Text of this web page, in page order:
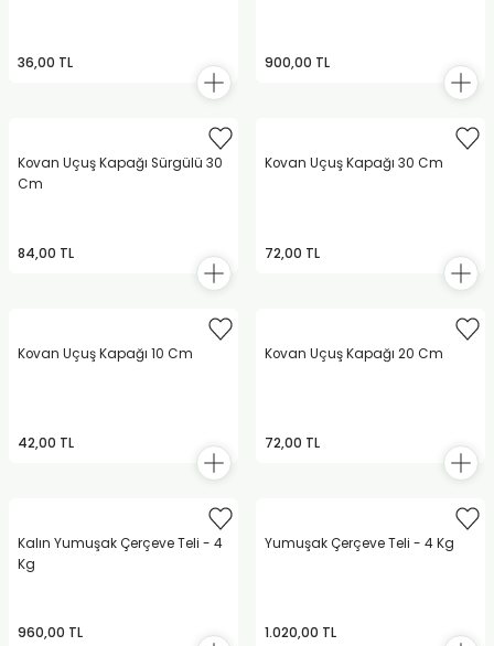
36,00 TL 900,00 TL
Kovan Uçuş Kapağı Sürgülü 30
Cm
84,00 TL
Kovan Uçuş Kapağı 30 Cm
72,00 TL
Kovan Uçuş Kapağı 10 Cm
42,00 TL
Kovan Uçuş Kapağı 20 Cm
72,00 TL
Kalın Yumuşak Çerçeve Teli - 4
Kg
960,00 TL
Yumuşak Çerçeve Teli - 4 Kg
1.020,00 TL